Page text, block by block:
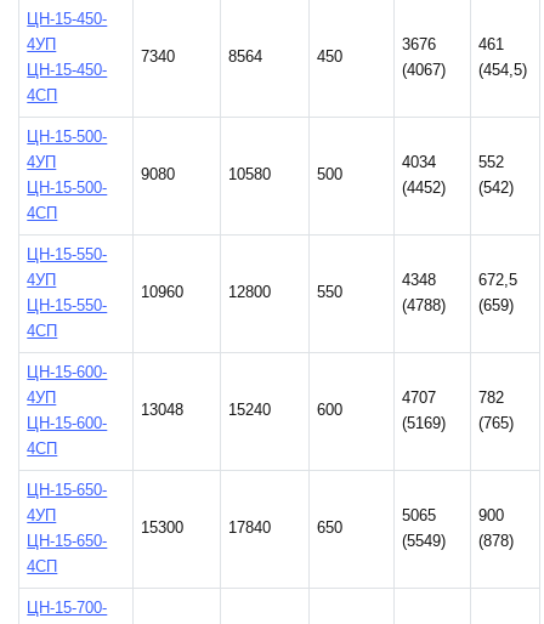
ЦН-15-450-
4УП
ЦН-15-450-
4СП
7340 8564 450
3676
(4067)
461
(454,5)
ЦН-15-500-
4УП
ЦН-15-500-
4СП
9080 10580 500
4034
(4452)
552
(542)
ЦН-15-550-
4УП
ЦН-15-550-
4СП
10960 12800 550
4348
(4788)
672,5
(659)
ЦН-15-600-
4УП
ЦН-15-600-
4СП
13048 15240 600
4707
(5169)
782
(765)
ЦН-15-650-
4УП
ЦН-15-650-
4СП
15300 17840 650
5065
(5549)
900
(878)
ЦН-15-700-